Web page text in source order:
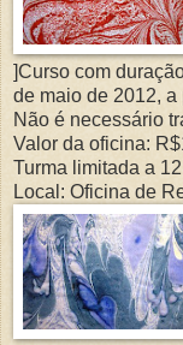
]Curso com
de maio de 2012, a
Não é necessário
Valor da oficina:
Turma limitada a
Local: Oficina de